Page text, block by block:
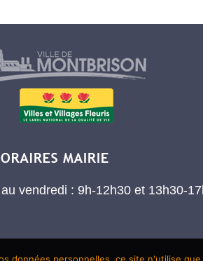
vendredi : 9h-12h30 et 13h30-